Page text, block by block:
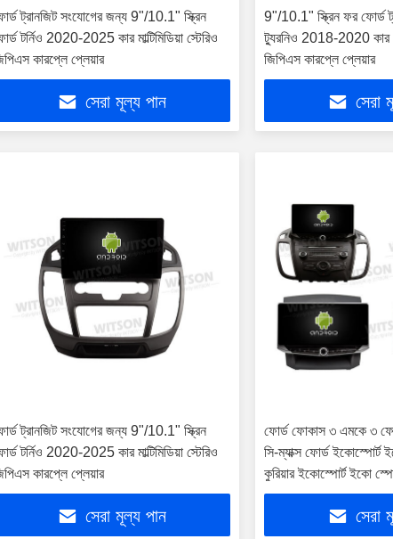
ট্রানজিট সংযোগের জন্য 9"/10.1" স্ক্রিন
টর্নিও 2020-2025 কার মাল্টিমিডিয়া স্টেরিও
কারপ্লে প্লেয়ার
সেরা মূল্য পান
9"/10.1" স্ক্রিন ফর ফোর্ড
ট্যুরনিও 2018-2020 কার
জিপিএস কারপ্লে প্লেয়ার
সেরা
ট্রানজিট সংযোগের জন্য 9"/10.1" স্ক্রিন
টর্নিও 2020-2025 কার মাল্টিমিডিয়া স্টেরিও
কারপ্লে প্লেয়ার
সেরা মূল্য পান
ফোর্ড ফোকাস ৩ এমকে ৩
সি-ম্যাক্স ফোর্ড ইকোস্পোর্ট
কুরিয়ার ইকোস্পোর্ট ইকো
এমকে৭ ২০১১-২০১৯
কারপ্লে প্লেয়ারের জন্যসেরা